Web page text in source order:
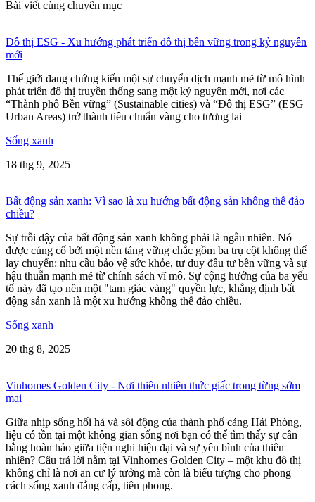
Bài viết cùng chuyên mục
Đô thị ESG - Xu hướng phát triển đô thị bền vững trong kỷ nguyên
mới
Thế giới đang chứng kiến một sự chuyển dịch mạnh mẽ từ mô hình
phát triển đô thị truyền thống sang một kỷ nguyên mới, nơi các
“Thành phố Bền vững” (Sustainable cities) và “Đô thị ESG” (ESG
Urban Areas) trở thành tiêu chuẩn vàng cho tương lai
Sống xanh
18 thg 9, 2025
Bất động sản xanh: Vì sao là xu hướng bất động sản không thể đảo
chiều?
Sự trỗi dậy của bất động sản xanh không phải là ngẫu nhiên. Nó
được củng cố bởi một nền tảng vững chắc gồm ba trụ cột không thể
lay chuyển: nhu cầu bảo vệ sức khỏe, tư duy đầu tư bền vững và sự
hậu thuẫn mạnh mẽ từ chính sách vĩ mô. Sự cộng hưởng của ba yếu
tố này đã tạo nên một "tam giác vàng" quyền lực, khẳng định bất
động sản xanh là một xu hướng không thể đảo chiều.
Sống xanh
20 thg 8, 2025
Vinhomes Golden City - Nơi thiên nhiên thức giấc trong từng sớm
mai
Giữa nhịp sống hối hả và sôi động của thành phố cảng Hải Phòng,
liệu có tồn tại một không gian sống nơi bạn có thể tìm thấy sự cân
bằng hoàn hảo giữa tiện nghi hiện đại và sự yên bình của thiên
nhiên? Câu trả lời nằm tại Vinhomes Golden City – một khu đô thị
không chỉ là nơi an cư lý tưởng mà còn là biểu tượng cho phong
cách sống xanh đẳng cấp, tiên phong.